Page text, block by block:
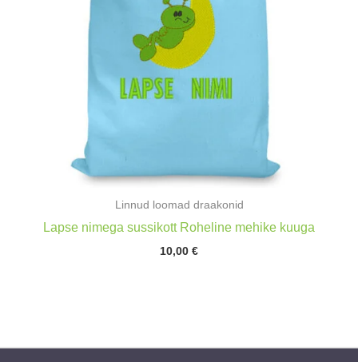
Linnud loomad draakonid
Lapse nimega sussikott Roheline mehike kuuga
10,00 €